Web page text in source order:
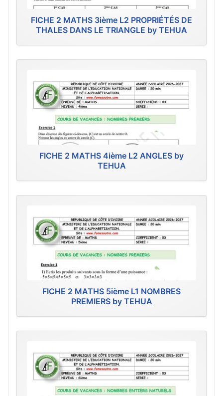
FICHE 2 MATHS 3ième L2 PROPRIÉTÉS DE
THALES DANS LE TRIANGLE by TEHUA
FICHE 2 MATHS 4ième L2 ANGLES by
TEHUA
FICHE 2 MATHS 5ième L1 NOMBRES
PREMIERS by TEHUA